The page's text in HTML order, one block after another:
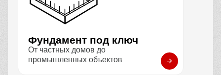
Фундамент под ключ
От частных домов до
промышленных объектов